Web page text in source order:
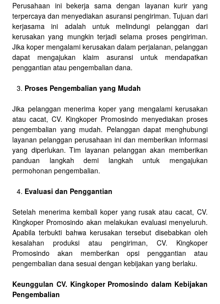
Perusahaan ini bekerja sama dengan layanan kurir yang
terpercaya dan menyediakan asuransi pengiriman. Tujuan dari
kerjasama ini adalah untuk melindungi pelanggan dari
kerusakan yang mungkin terjadi selama proses pengiriman.
Jika koper mengalami kerusakan dalam perjalanan, pelanggan
dapat mengajukan klaim asuransi untuk mendapatkan
penggantian atau pengembalian dana.
Proses Pengembalian yang Mudah
Jika pelanggan menerima koper yang mengalami kerusakan
atau cacat, CV. Kingkoper Promosindo menyediakan proses
pengembalian yang mudah. Pelanggan dapat menghubungi
layanan pelanggan perusahaan ini dan memberikan informasi
yang diperlukan. Tim layanan pelanggan akan memberikan
panduan langkah demi langkah untuk mengajukan
permohonan pengembalian.
Evaluasi dan Penggantian
Setelah menerima kembali koper yang rusak atau cacat, CV.
Kingkoper Promosindo akan melakukan evaluasi menyeluruh.
Apabila terbukti bahwa kerusakan tersebut disebabkan oleh
kesalahan produksi atau pengiriman, CV. Kingkoper
Promosindo akan memberikan opsi penggantian atau
pengembalian dana sesuai dengan kebijakan yang berlaku.
Keunggulan CV. Kingkoper Promosindo dalam Kebijakan
Pengembalian